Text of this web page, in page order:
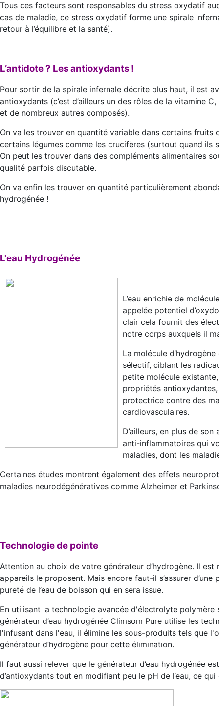
Tous ces facteurs sont responsables du stress oxydatif
cas de maladie, ce stress oxydatif forme une spirale
retour à l’équilibre et la santé).
L’antidote ? Les antioxydants !
Pour sortir de la spirale infernale décrite plus haut, il est
antioxydants (c’est d’ailleurs un des rôles de la vitamine
et de nombreux autres composés).
On va les trouver en quantité variable dans certains fruits
certains légumes comme les crucifères (surtout quand ils
On peut les trouver dans des compléments alimentaires
qualité parfois discutable.
On va enfin les trouver en quantité particulièrement
hydrogénée !
L'eau Hydrogénée
L’eau enrichie de
appelée potentiel
clair cela fournit des
notre corps auxquels il
La molécule
sélectif, ciblant les
petite molécule
propriétés antioxydantes,
protectrice contre des
cardiovasculaires.
D’ailleurs, en plus de
anti-inflammatoires qui
maladies, dont les
Certaines études montrent également des effets
maladies neurodégénératives comme Alzheimer et
Technologie de pointe
Attention au choix de votre générateur d’hydrogène. Il
appareils le proposent. Mais encore faut-il s’assurer
pureté de l’eau de boisson qui en sera issue.
En utilisant la technologie avancée d'électrolyte polymère
générateur d’eau hydrogénée Climsom Pure utilise les
l'infusant dans l'eau, il élimine les sous-produits tels que
générateur d’hydrogène pour cette élimination.
Il faut aussi relever que le générateur d’eau hydrogénée
d’antioxydants tout en modifiant peu le pH de l’eau, ce